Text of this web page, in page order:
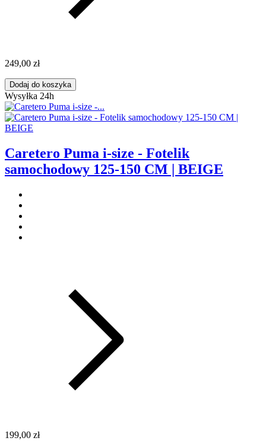
249,00 zł
Dodaj do koszyka
Wysyłka 24h
Caretero Puma i-size - Fotelik
samochodowy 125-150 CM | BEIGE
199,00 zł